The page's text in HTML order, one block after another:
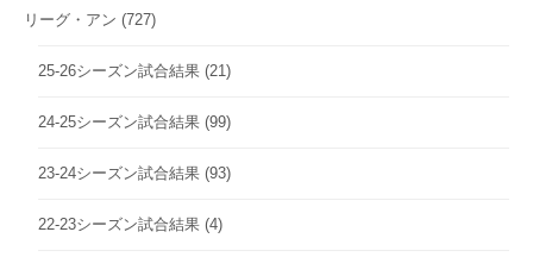
リーグ・アン (727)
25-26シーズン試合結果 (21)
24-25シーズン試合結果 (99)
23-24シーズン試合結果 (93)
22-23シーズン試合結果 (4)